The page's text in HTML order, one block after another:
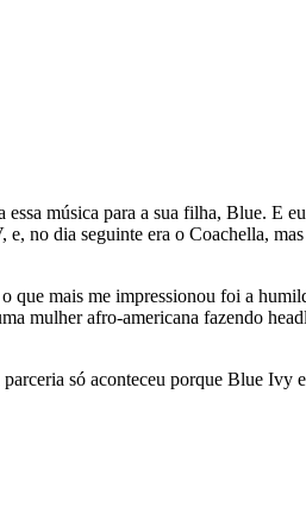
essa música para a sua filha, Blue. E
no dia seguinte era o Coachella,
que mais me impressionou foi a
mulher afro-americana fazendo
só aconteceu porque Blue Ivy